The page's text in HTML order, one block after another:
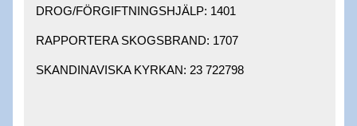
DROG/FÖRGIFTNINGSHJÄLP: 1401 ​
RAPPORTERA SKOGSBRAND: 1707 ​
SKANDINAVISKA KYRKAN: 23 722798 ​